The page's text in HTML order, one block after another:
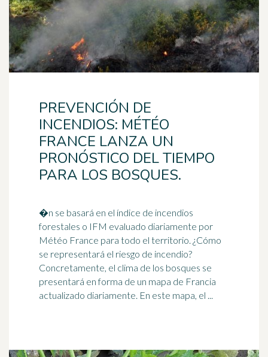
PREVENCIÓN DE
INCENDIOS: MÉTÉO
FRANCE LANZA UN
PRONÓSTICO DEL TIEMPO
PARA LOS BOSQUES.
�n se basará en el índice de incendios
forestales o IFM evaluado diariamente por
Météo France para todo el territorio. ¿Cómo
se representará el riesgo de incendio?
Concretamente, el clima de los bosques se
presentará en forma de un mapa de Francia
actualizado diariamente. En este mapa, el ...